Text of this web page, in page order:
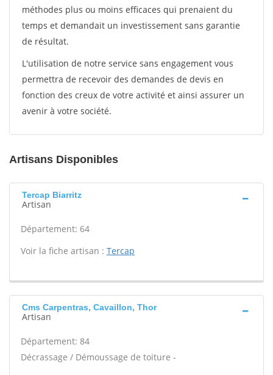
méthodes plus ou moins efficaces qui prenaient du
temps et demandait un investissement sans garantie
de résultat.
L'utilisation de notre service sans engagement vous
permettra de recevoir des demandes de devis en
fonction des creux de votre activité et ainsi assurer un
avenir à votre société.
Artisans Disponibles
Tercap Biarritz
Artisan
Département: 64
Voir la fiche artisan : Tercap
Cms Carpentras, Cavaillon, Thor
Artisan
Département: 84
Décrassage / Démoussage de toiture -